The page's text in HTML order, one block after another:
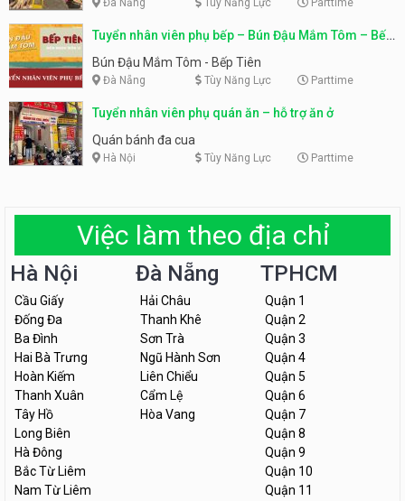
Tuyển nhân viên phụ bếp – Bún Đậu Mắm Tôm – Bếp
Tiên
Bún Đậu Mắm Tôm - Bếp Tiên
Đà Nẵng Tùy Năng Lực Parttime
Tuyển nhân viên phụ quán ăn – hỗ trợ ăn ở
Quán bánh đa cua
Hà Nội Tùy Năng Lực Parttime
Việc làm theo địa chỉ
Hà Nội
Cầu Giấy
Đống Đa
Ba Đình
Hai Bà Trưng
Hoàn Kiếm
Thanh Xuân
Tây Hồ
Long Biên
Hà Đông
Bắc Từ Liêm
Nam Từ Liêm
Đà Nẵng
Hải Châu
Thanh Khê
Sơn Trà
Ngũ Hành Sơn
Liên Chiểu
Cẩm Lệ
Hòa Vang
TPHCM
Quận 1
Quận 2
Quận 3
Quận 4
Quận 5
Quận 6
Quận 7
Quận 8
Quận 9
Quận 10
Quận 11